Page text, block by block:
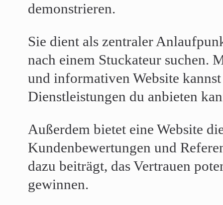
demonstrieren.
Sie dient als zentraler
nach einem Stuckateur suchen.
und informativen Website
Dienstleistungen du anbieten
Außerdem bietet eine Website
Kundenbewertungen und
dazu beiträgt, das Vertrauen
gewinnen.